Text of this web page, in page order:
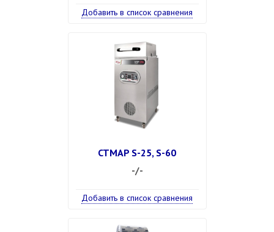
Добавить в список сравнения
CTMAP S-25, S-60
-/-
Добавить в список сравнения